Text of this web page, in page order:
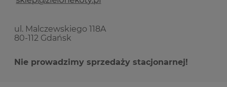
ul. Malczewskiego 118A
80-112 Gdańsk
Nie prowadzimy sprzedaży stacjonarnej!